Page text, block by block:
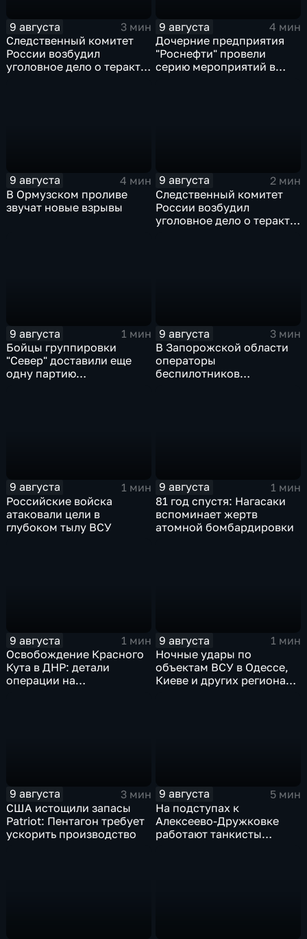
9 августа
3 мин
Следственный комитет
России возбудил
уголовное дело о теракте
9 августа
4 мин
Дочерние предприятия
"Роснефти" провели
серию мероприятий в
9 августа
4 мин
В Ормузском проливе
звучат новые взрывы
9 августа
2 мин
Следственный комитет
России возбудил
уголовное дело о теракте
9 августа
1 мин
Бойцы группировки
"Север" доставили еще
одну партию
9 августа
3 мин
В Запорожской области
операторы
беспилотников
9 августа
1 мин
Российские войска
атаковали цели в
глубоком тылу ВСУ
9 августа
1 мин
81 год спустя: Нагасаки
вспоминает жертв
атомной бомбардировки
9 августа
1 мин
Освобождение Красного
Кута в ДНР: детали
операции на
9 августа
1 мин
Ночные удары по
объектам ВСУ в Одессе,
Киеве и других регионах
9 августа
3 мин
США истощили запасы
Patriot: Пентагон требует
ускорить производство
9 августа
5 мин
На подступах к
Алексеево-Дружковке
работают танкисты